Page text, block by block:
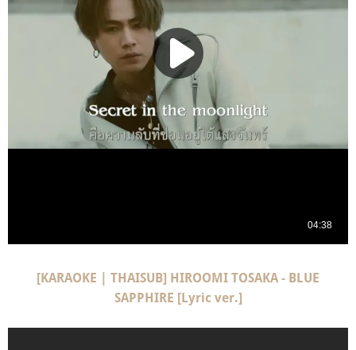
[KARAOKE | THAISUB] HIROOMI TOSAKA - BLUE
SAPPHIRE [Lyric ver.]